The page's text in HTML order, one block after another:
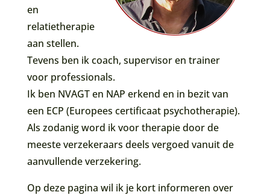
en
relatietherapie
aan stellen.
Tevens ben ik coach, supervisor en trainer
voor professionals.
Ik ben NVAGT en NAP erkend en in bezit van
een ECP (Europees certificaat psychotherapie).
Als zodanig word ik voor therapie door de
meeste verzekeraars deels vergoed vanuit de
aanvullende verzekering.
Op deze pagina wil ik je kort informeren over